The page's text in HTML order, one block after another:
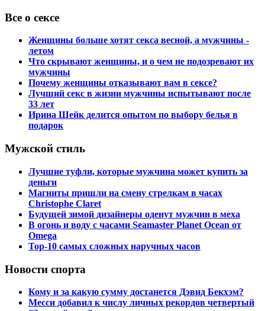
Все о сексе
Женщины больше хотят секса весной, а мужчины -
летом
Что скрывают женщины, и о чем не подозревают их
мужчины
Почему женщины отказывают вам в сексе?
Лучший секс в жизни мужчины испытывают после
33 лет
Ирина Шейк делится опытом по выбору белья в
подарок
Мужской стиль
Лучшие туфли, которые мужчина может купить за
деньги
Магниты пришли на смену стрелкам в часах
Christophe Claret
Будущей зимой дизайнеры оденут мужчин в меха
В огонь и воду с часами Seamaster Planet Ocean от
Omega
Top-10 самых сложных наручных часов
Новости спорта
Кому и за какую сумму достанется Дэвид Бекхэм?
Месси добавил к числу личных рекордов четвертый